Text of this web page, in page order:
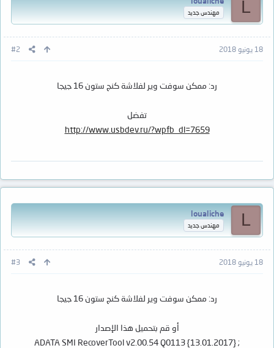
L مهندس جديد
18 يونيو 2018 #2
رد: ممكن سوفت وير لفلاشة كنج ستون 16 جيجا
تفضل
http://www.usbdev.ru/?wpfb_dl=7659
L
loualiche
مهندس جديد
18 يونيو 2018 #3
رد: ممكن سوفت وير لفلاشة كنج ستون 16 جيجا
أو قم بتحميل هذا الإصدار
ADATA SMI RecoverTool v2.00.54 Q0113 {13.01.2017} ;